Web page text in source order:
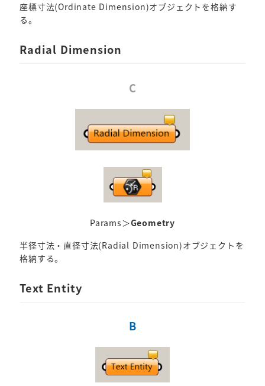
座標寸法(Ordinate Dimension)オブジェクトを格納す
る。
Radial Dimension
C
Params＞Geometry
半径寸法・直径寸法(Radial Dimension)オブジェクトを
格納する。
Text Entity
B